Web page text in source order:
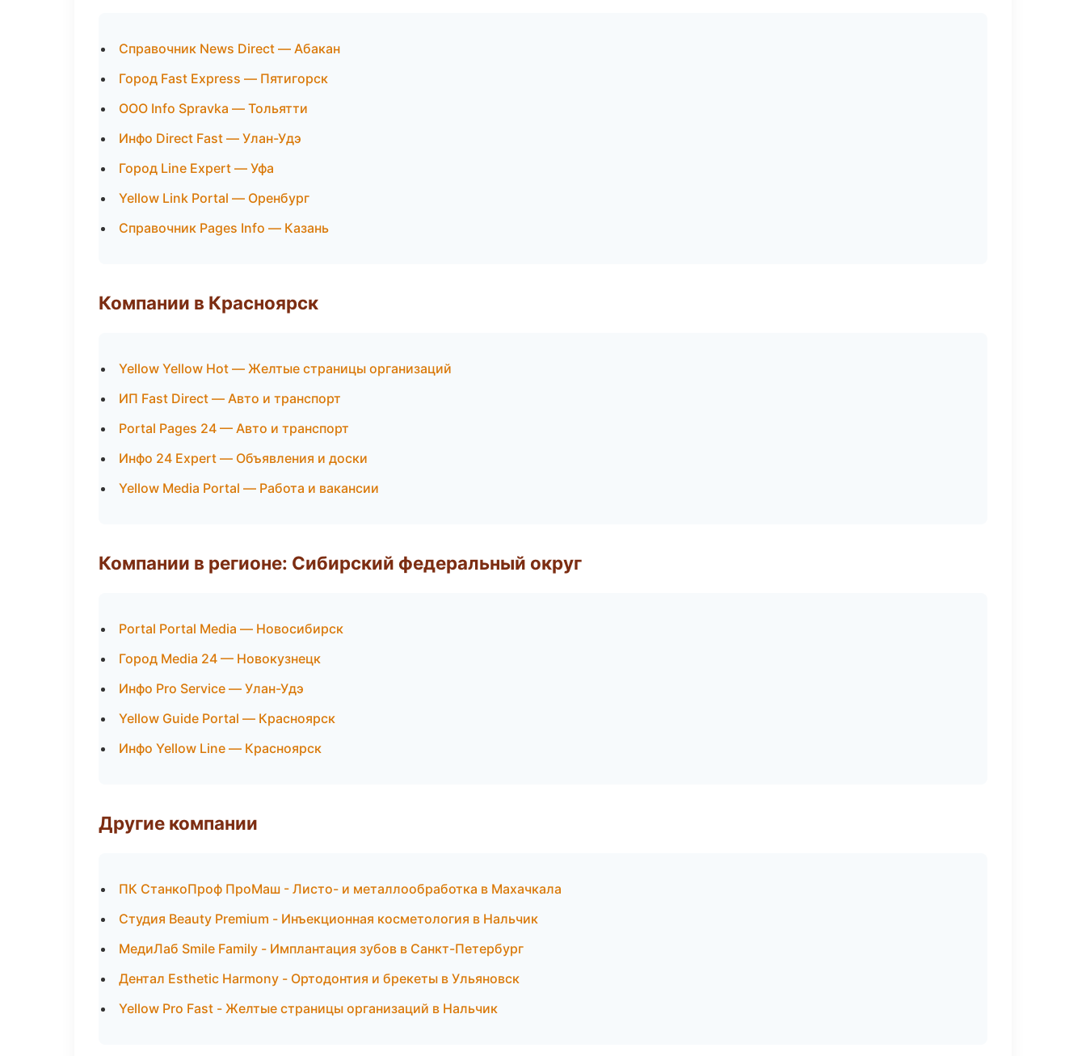
Справочник News Direct — Абакан
Город Fast Express — Пятигорск
ООО Info Spravka — Тольятти
Инфо Direct Fast — Улан-Удэ
Город Line Expert — Уфа
Yellow Link Portal — Оренбург
Справочник Pages Info — Казань
Компании в Красноярск
Yellow Yellow Hot — Желтые страницы организаций
ИП Fast Direct — Авто и транспорт
Portal Pages 24 — Авто и транспорт
Инфо 24 Expert — Объявления и доски
Yellow Media Portal — Работа и вакансии
Компании в регионе: Сибирский федеральный округ
Portal Portal Media — Новосибирск
Город Media 24 — Новокузнецк
Инфо Pro Service — Улан-Удэ
Yellow Guide Portal — Красноярск
Инфо Yellow Line — Красноярск
Другие компании
ПК СтанкоПроф ПроМаш - Листо- и металлообработка в Махачкала
Студия Beauty Premium - Инъекционная косметология в Нальчик
МедиЛаб Smile Family - Имплантация зубов в Санкт-Петербург
Дентал Esthetic Harmony - Ортодонтия и брекеты в Ульяновск
Yellow Pro Fast - Желтые страницы организаций в Нальчик